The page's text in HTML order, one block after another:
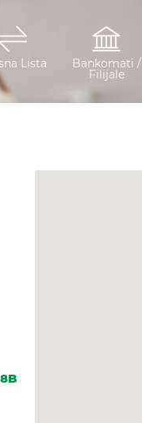
Lista Bankomati /
Filijale